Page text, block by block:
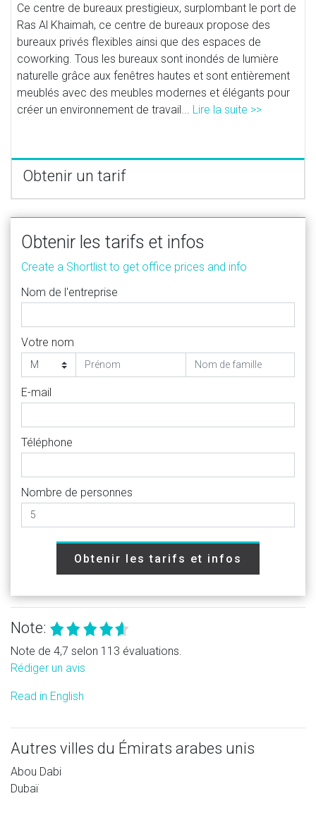
Ce centre de bureaux prestigieux, surplombant le port de
Ras Al Khaimah, ce centre de bureaux propose des
bureaux privés flexibles ainsi que des espaces de
coworking. Tous les bureaux sont inondés de lumière
naturelle grâce aux fenêtres hautes et sont entièrement
meublés avec des meubles modernes et élégants pour
créer un environnement de travail... Lire la suite >>
Obtenir un tarif
Obtenir les tarifs et infos
Create a Shortlist to get office prices and info
Nom de l'entreprise
Votre nom
E-mail
Téléphone
Nombre de personnes
Obtenir les tarifs et infos
Note:
Note de 4,7 selon 113 évaluations.
Rédiger un avis
Read in English
Autres villes du Émirats arabes unis
Abou Dabi
Dubaï